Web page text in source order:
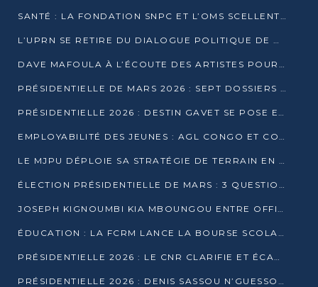
SANTÉ : LA FONDATION SNPC ET L’OMS SCELLENT UN PARTENARIAT STRATÉGIQUE DE TROIS ANS
L’UPRN SE RETIRE DU DIALOGUE POLITIQUE DE DJAMBALA : TENSIONS DANS LE PRÉ-ÉLECTORAL CONGOLAIS
DAVE MAFOULA À L’ÉCOUTE DES ARTISTES POUR REDÉFINIR SA POLITIQUE CULTURELLE
PRÉSIDENTIELLE DE MARS 2026 : SEPT DOSSIERS DE CANDIDATURE ENREGISTRÉS À LA CLÔTURE DES DÉPÔTS
PRÉSIDENTIELLE 2026 : DESTIN GAVET SE POSE EN CANDIDAT DU « RAS-LE-BOL »
EMPLOYABILITÉ DES JEUNES : AGL CONGO ET CONGO TERMINAL S’ALLIENT À UCAC-ICAM
LE MJPU DÉPLOIE SA STRATÉGIE DE TERRAIN EN FAVEUR DE DSN
ÉLECTION PRÉSIDENTIELLE DE MARS : 3 QUESTIONS À UN EXPERT CONGOLAIS DE LA CYBERSÉCURITÉ
JOSEPH KIGNOUMBI KIA MBOUNGOU ENTRE OFFICIELLEMENT EN COURSE POUR LA PRÉSIDENTIELLE
ÉDUCATION : LA FCRM LANCE LA BOURSE SCOLAIRE FRANCINE-NTOUMI POUR PROMOUVOIR LES FILIÈRES SCIENTIFIQUES
PRÉSIDENTIELLE 2026 : LE CNR CLARIFIE ET ÉCARTE LA CANDIDATURE DU PASTEUR NTUMI
PRÉSIDENTIELLE 2026 : DENIS SASSOU N’GUESSO ANNONCE OFFICIELLEMENT SA CANDIDATURE